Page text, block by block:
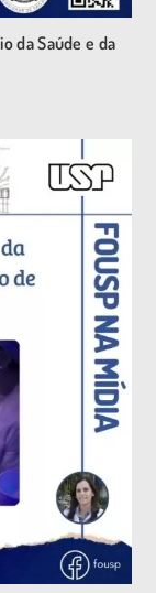
da Saúde e da